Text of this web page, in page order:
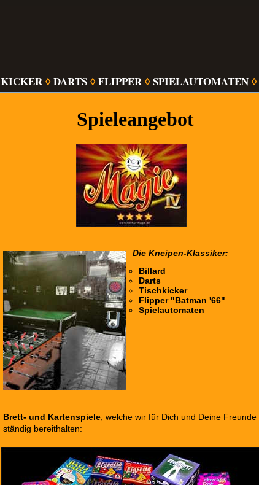
KICKER◊ DARTS◊ FLIPPER◊ SPIELAUTOMATEN◊
Spieleangebot
Die Kneipen-Klassiker:
Billard
Darts
Tischkicker
Flipper "Batman '66"
Spielautomaten
Brett- und Kartenspiele , welche wir für Dich und Deine Freunde
ständig bereithalten: